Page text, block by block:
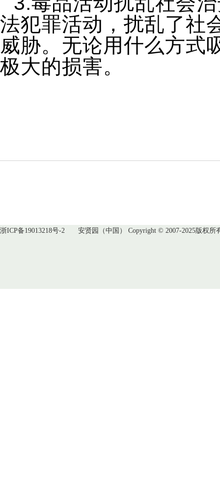
法犯罪活动，扰乱了社
威胁。无论用什么方式
极大的损害。
浙ICP备19013218号-2 安贤园（中国） Copyright © 2007-2025版权所